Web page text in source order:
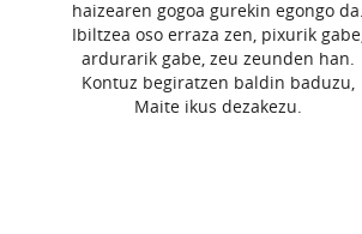
haizearen gogoa gurekin egongo da.
Ibiltzea oso erraza zen, pixurik gabe,
ardurarik gabe, zeu zeunden han.
Kontuz begiratzen baldin baduzu,
Maite ikus dezakezu.